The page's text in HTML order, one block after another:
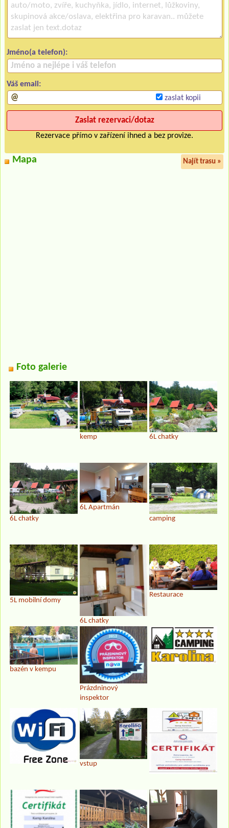
Jméno(a telefon):
Váš email:
zaslat kopii
Rezervace přímo v zařízení ihned a bez provize.
Mapa Najít trasu »
Foto galerie
kemp 6L chatky
6L chatky
6L Apartmán
camping
5L mobilní domy
6L chatky
Restaurace
bazén v kempu
Prázdninový
inspektor
vstup